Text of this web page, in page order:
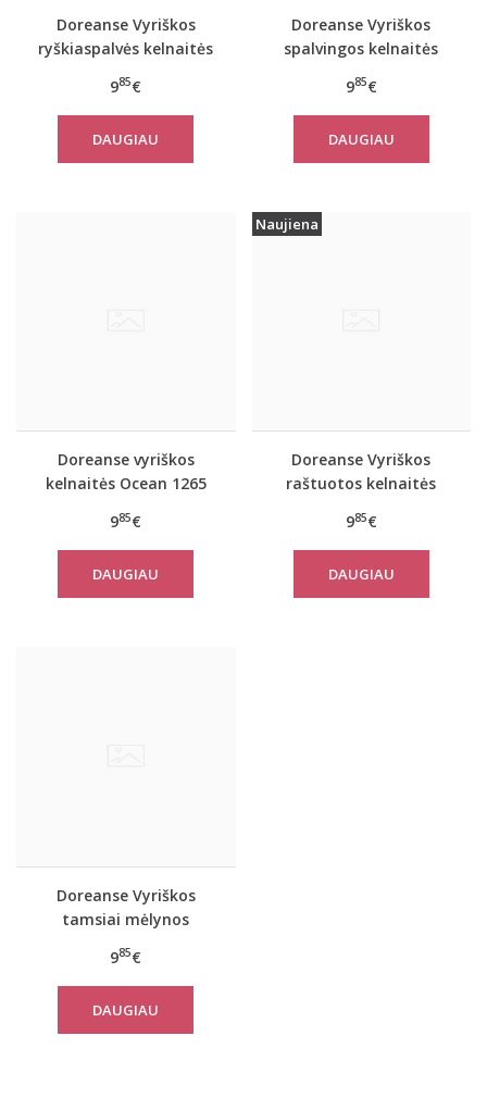
Doreanse Vyriškos
ryškiaspalvės kelnaitės
985€
DAUGIAU
Doreanse Vyriškos
spalvingos kelnaitės
985€
DAUGIAU
Doreanse vyriškos
kelnaitės Ocean 1265
985€
DAUGIAU
Naujiena
Doreanse Vyriškos
raštuotos kelnaitės
985€
DAUGIAU
Doreanse Vyriškos
tamsiai mėlynos
985€
DAUGIAU